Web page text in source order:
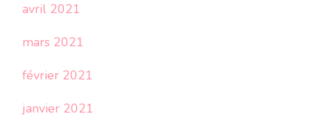
avril 2021
mars 2021
février 2021
janvier 2021